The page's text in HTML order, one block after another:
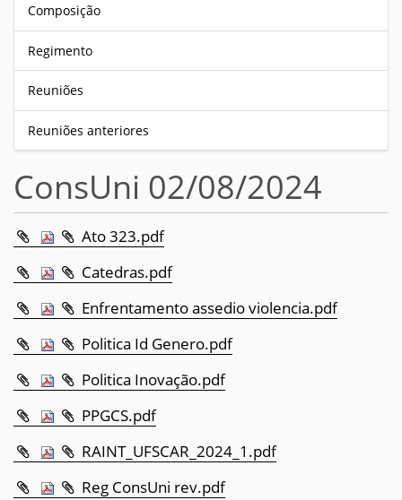
Composição
Regimento
Reuniões
Reuniões anteriores
ConsUni 02/08/2024
Ato 323.pdf
Catedras.pdf
Enfrentamento assedio violencia.pdf
Politica Id Genero.pdf
Politica Inovação.pdf
PPGCS.pdf
RAINT_UFSCAR_2024_1.pdf
Reg ConsUni rev.pdf